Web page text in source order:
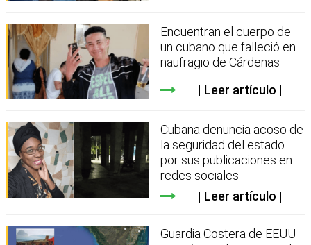
Encuentran el cuerpo de
un cubano que falleció en
naufragio de Cárdenas
Leer artículo
Cubana denuncia acoso de
la seguridad del estado
por sus publicaciones en
redes sociales
Leer artículo
Guardia Costera de EEUU